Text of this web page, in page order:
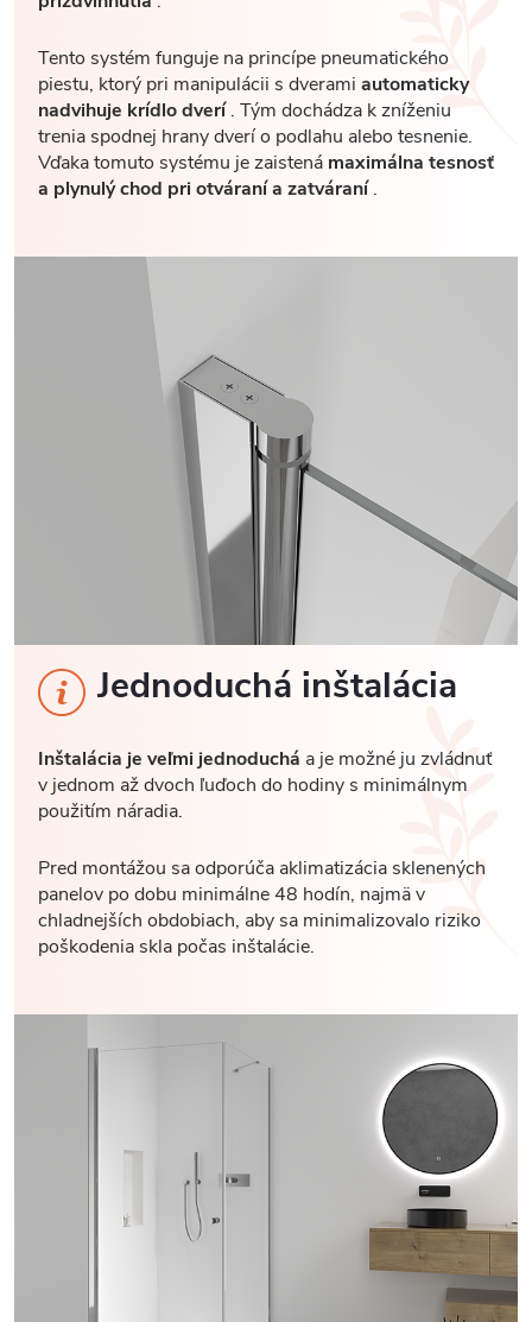
Tento systém funguje na princípe pneumatického
piestu, ktorý pri manipulácii s dverami automaticky
nadvihuje krídlo dverí. Tým dochádza k zníženiu
trenia spodnej hrany dverí o podlahu alebo tesnenie.
Vďaka tomuto systému je zaistená maximálna tesnosť
a plynulý chod pri otváraní a zatváraní.
Jednoduchá inštalácia
Inštalácia je veľmi jednoduchá a je možné ju zvládnuť
v jednom až dvoch ľuďoch do hodiny s minimálnym
použitím náradia.
Pred montážou sa odporúča aklimatizácia sklenených
panelov po dobu minimálne 48 hodín, najmä v
chladnejších obdobiach, aby sa minimalizovalo riziko
poškodenia skla počas inštalácie.